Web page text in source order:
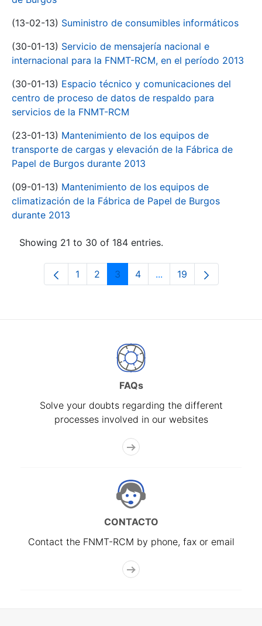
(13-02-13) Suministro de consumibles informáticos
(30-01-13) Servicio de mensajería nacional e
internacional para la FNMT-RCM, en el período 2013
(30-01-13) Espacio técnico y comunicaciones del
centro de proceso de datos de respaldo para
servicios de la FNMT-RCM
(23-01-13) Mantenimiento de los equipos de
transporte de cargas y elevación de la Fábrica de
Papel de Burgos durante 2013
(09-01-13) Mantenimiento de los equipos de
climatización de la Fábrica de Papel de Burgos
durante 2013
Showing 21 to 30 of 184 entries.
Page
1 Page
2 Page
3 Page
4 ...Intermediate Pages
Page
19
FAQs
Solve your doubts regarding the different
processes involved in our websites
CONTACTO
Contact the FNMT-RCM by phone, fax or email